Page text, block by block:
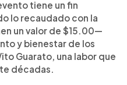
tiene un fin
lo recaudado con la
un valor de $15.00—
y bienestar de los
Guarato, una labor que
décadas.